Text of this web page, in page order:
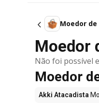
Moedor
Moedor
Não foi possível
Moedor
Akki Atacadista